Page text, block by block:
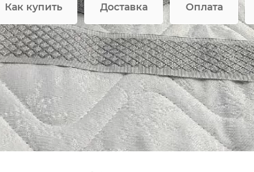
Как купить Доставка Оплата
AР-Ут 9.1,
специализированный текстильный материал,
завершенный и аккуратный вид. Лента
функцию, но и практическую,